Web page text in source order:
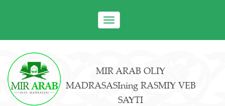
Toggle
navigation
MIR ARAB OLIY
MADRASASIning RASMIY VEB
SAYTI